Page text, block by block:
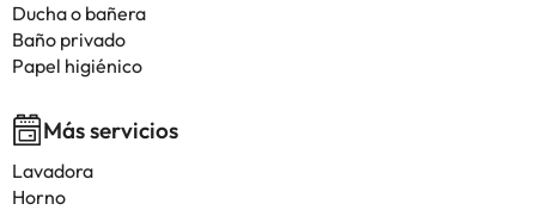
Ducha o bañera
Baño privado
Papel higiénico
Más servicios
Lavadora
Horno